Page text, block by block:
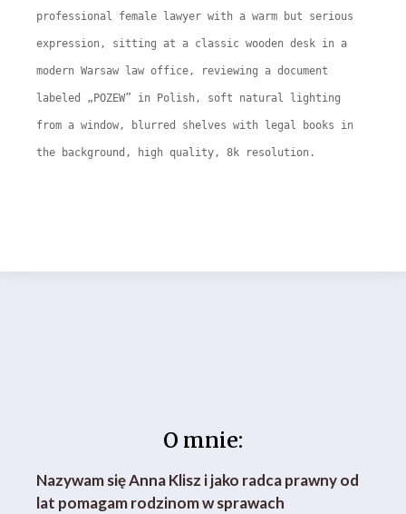
O mnie:
Nazywam się Anna Klisz i jako radca prawny od
lat pomagam rodzinom w sprawach
professional female lawyer with a warm but serious
expression, sitting at a classic wooden desk in a
modern Warsaw law office, reviewing a document
labeled „POZEW” in Polish, soft natural lighting
from a window, blurred shelves with legal books in
the background, high quality, 8k resolution.